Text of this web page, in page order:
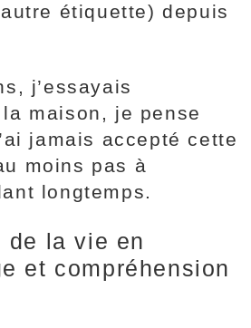
étiquette) depuis
j’essayais
la maison, je pense
jamais accepté cette
moins pas à
longtemps.
de la vie en
et compréhension